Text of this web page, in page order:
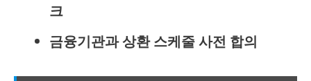
크
금융기관과 상환 스케줄 사전 합의